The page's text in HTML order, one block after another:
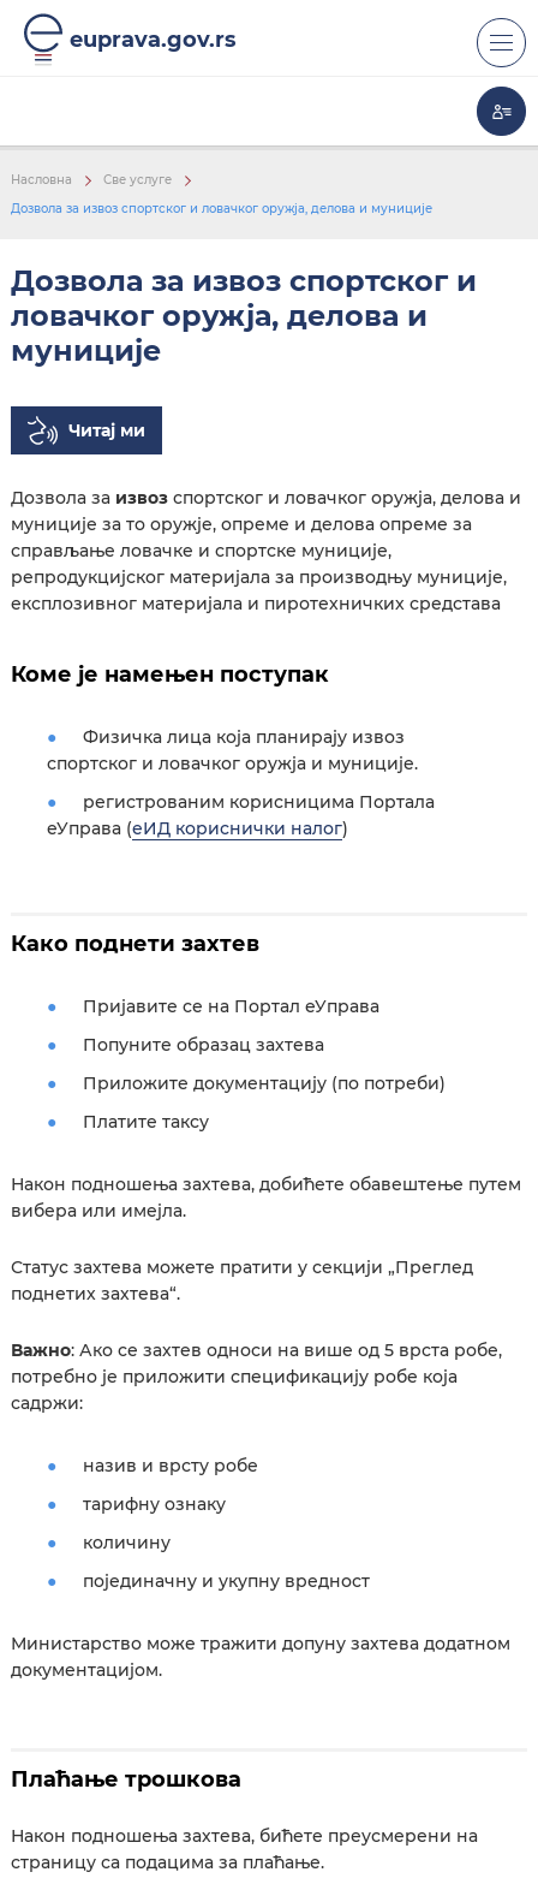
euprava.gov.rs
Насловна
Све услуге
Дозвола за извоз спортског и ловачког оружја, делова и муниције
КОРИСНИ ЛИНКОВИ
Дозвола за извоз спортског и
ловачког оружја, делова и
муниције
Читај ми
Дозвола за извоз спортског и ловачког оружја, делова и
муниције за то оружје, опреме и делова опреме за
справљање ловачке и спортске муниције,
репродукцијског материјала за производњу муниције,
експлозивног материјала и пиротехничких средстава
Коме је намењен поступак
Физичка лица која планирају извоз
спортског и ловачког оружја и муниције.
регистрованим корисницима Портала
еУправа (еИД кориснички налог)
Како поднети захтев
Пријавите се на Портал еУправа
Попуните образац захтева
Приложите документацију (по потреби)
Платите таксу
Након подношења захтева, добићете обавештење путем
вибера или имејла.
Статус захтева можете пратити у секцији „Преглед
поднетих захтева“.
Важно: Ако се захтев односи на више од 5 врста робе,
потребно је приложити спецификацију робе која
садржи:
назив и врсту робе
тарифну ознаку
количину
појединачну и укупну вредност
Министарство може тражити допуну захтева додатном
документацијом.
Плаћање трошкова
Након подношења захтева, бићете преусмерени на
страницу са подацима за плаћање.